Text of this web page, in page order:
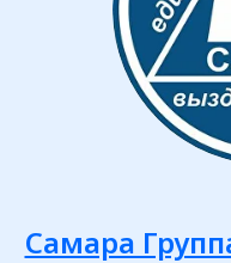
Самара